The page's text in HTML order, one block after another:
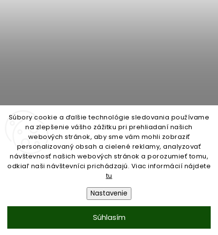
Súbory cookie a ďalšie technológie sledovania používame
na zlepšenie vášho zážitku pri prehliadaní našich
webových stránok, aby sme vám mohli zobraziť
personalizovaný obsah a cielené reklamy, analyzovať
návštevnosť našich webových stránok a porozumieť tomu,
odkiaľ naši návštevníci prichádzajú. Viac informácií nájdete
tu
Nastavenie
Súhlasím
open-gate.cz montazpohonu.sk
open-gate.sk. Všetky práva vyhradené.